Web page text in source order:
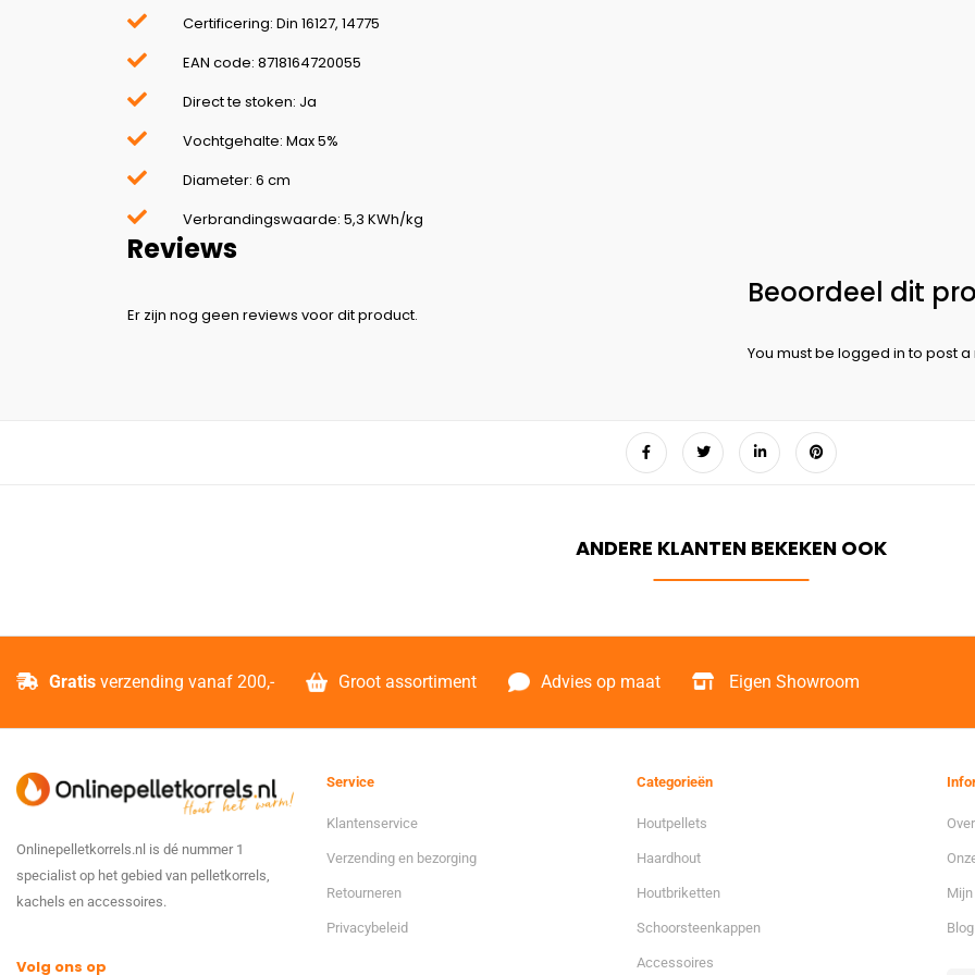
Certificering: Din 16127, 14775
EAN code: 8718164720055
Direct te stoken: Ja
Vochtgehalte: Max 5%
Diameter: 6 cm
Verbrandingswaarde: 5,3 KWh/kg
Reviews
You must be logged into post a
Gratis verzending vanaf 200,- Groot assortiment Advies op maat Eigen Showroom
Onlinepelletkorrels.nl is dé nummer 1
specialist op het gebied van pelletkorrels,
kachels en accessoires.
Volg ons op
Service
Klantenservice
Verzending en bezorging
Retourneren
Privacybeleid
Categorieën
Houtpellets
Haardhout
Houtbriketten
Schoorsteenkappen
Accessoires
Blog